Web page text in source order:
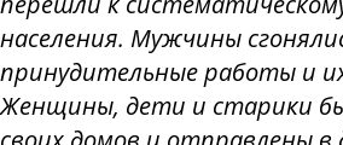
населения. Мужчины
принудительные работы и
Женщины, дети и старики